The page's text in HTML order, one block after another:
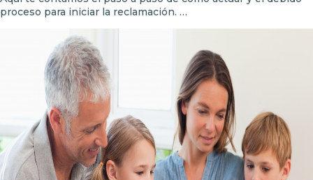
proceso para iniciar la reclamación. …